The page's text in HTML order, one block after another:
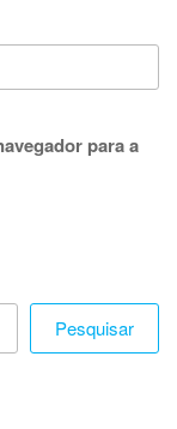
para a
Pesquisar